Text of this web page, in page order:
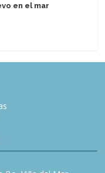
en el mar